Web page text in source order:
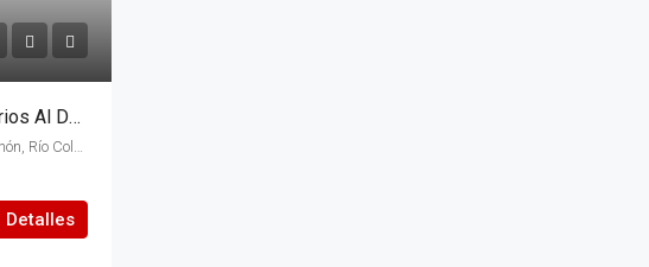
Terreno en venta en calle Expedicionarios Al Desierto N° 325 (COSTA DE RIO) de la ciudad de Rio Colorado, provincia de Rio Negro.
Expedición al Desierto, Del Rosario, Villa Burnichón, Río Colorado, Municipio de Río Colorado, Departamento Pichi Mahuida, Río Negro, 8138, Argentina
Detalles